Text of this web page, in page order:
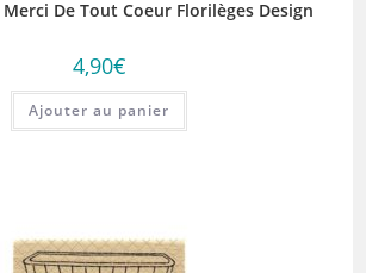
De Tout Coeur Florilèges Design
4,90€
Ajouter au panier